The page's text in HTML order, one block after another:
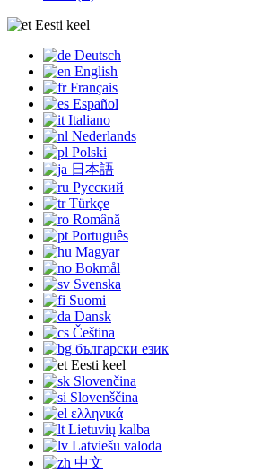
Eesti keel
Deutsch
English
Français
Español
Italiano
Nederlands
Polski
日本語
Русский
Türkçe
Română
Português
Magyar
Bokmål
Svenska
Suomi
Dansk
Čeština
български език
Eesti keel
Slovenčina
Slovenščina
ελληνικά
Lietuvių kalba
Latviešu valoda
中文